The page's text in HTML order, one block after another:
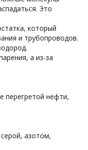
Это
который
и трубопроводов.
а из-за
перегретой нефти,
азотом,